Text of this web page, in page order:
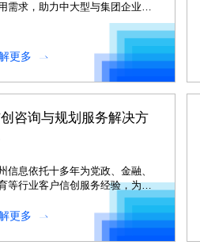
需求，助力中大型与集团企业客
更多
咨询与规划服务解决方
信息依托十多年为党政、金融、
等行业客户信创服务经验，为客
提供全方位的信创咨询与规划服
更多